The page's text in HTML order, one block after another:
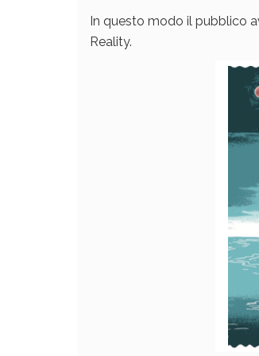
In questo modo il pubblico
Reality.